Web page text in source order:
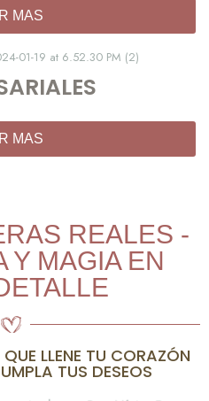
MAS
MAS
REALES -
Y MAGIA EN
LLENE TU CORAZÓN
TUS DESEOS